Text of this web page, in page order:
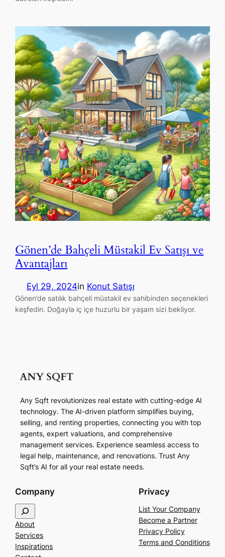
Gönen’de Bahçeli Müstakil Ev Satışı ve
Avantajları
Eyl 29, 2024in Konut Satışı
Gönen’de satılık bahçeli müstakil ev sahibinden seçenekleri
keşfedin. Doğayla iç içe huzurlu bir yaşam sizi bekliyor.
Any Sqft revolutionizes real estate with cutting-edge AI
technology. The AI-driven platform simplifies buying,
selling, and renting properties, connecting you with top
agents, expert valuations, and comprehensive
management services. Experience seamless access to
legal help, maintenance, and renovations. Trust Any
Sqft’s AI for all your real estate needs.
Company
e
a
r
c
About
Services
Inspirations
Privacy
List Your Company
Become a Partner
Privacy Policy
Terms and Conditions